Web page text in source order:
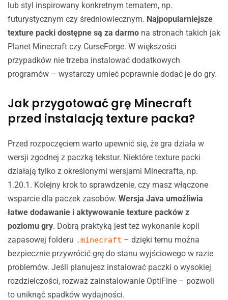
lub styl inspirowany konkretnym tematem, np.
futurystycznym czy średniowiecznym. Najpopularniejsze
texture packi dostępne są za darmo na stronach takich jak
Planet Minecraft czy CurseForge. W większości
przypadków nie trzeba instalować dodatkowych
programów – wystarczy umieć poprawnie dodać je do gry.
Jak przygotować grę Minecraft
przed instalacją texture packa?
Przed rozpoczęciem warto upewnić się, że gra działa w
wersji zgodnej z paczką tekstur. Niektóre texture packi
działają tylko z określonymi wersjami Minecrafta, np.
1.20.1. Kolejny krok to sprawdzenie, czy masz włączone
wsparcie dla paczek zasobów. Wersja Java umożliwia
łatwe dodawanie i aktywowanie texture packów z
poziomu gry. Dobrą praktyką jest też wykonanie kopii
zapasowej folderu .minecraft – dzięki temu można
bezpiecznie przywrócić grę do stanu wyjściowego w razie
problemów. Jeśli planujesz instalować paczki o wysokiej
rozdzielczości, rozważ zainstalowanie OptiFine – pozwoli
to uniknąć spadków wydajności.